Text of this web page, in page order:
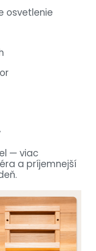
osvetlenie
— viac
a príjemnejší